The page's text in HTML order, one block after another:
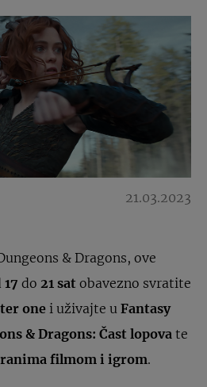
21.03.2023
& Dragons, ove
17 do 21 sat obavezno svratite
one i uživajte u Fantasy
& Dragons: Čast lopova te
filmom i igrom.